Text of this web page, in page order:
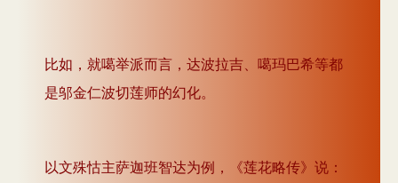
比如，就噶举派而言，达波拉吉、噶玛巴希等都
是邬金仁波切莲师的幻化。
以文殊怙主萨迦班智达为例，《莲花略传》说：